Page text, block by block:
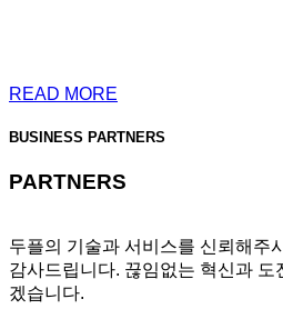
READ MORE
BUSINESS PARTNERS
PARTNERS
두플의 기술과 서비스를 신뢰해주
감사드립니다. 끊임없는 혁신과
겠습니다.